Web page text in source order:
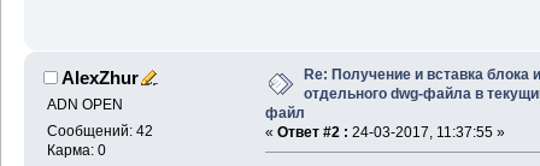
AlexZhur
ADN OPEN
Сообщений: 42
Карма: 0
Re: Получение и вставка блока
отдельного dwg-файла в
файл
« Ответ #2 : 24-03-2017, 11:37:55 »